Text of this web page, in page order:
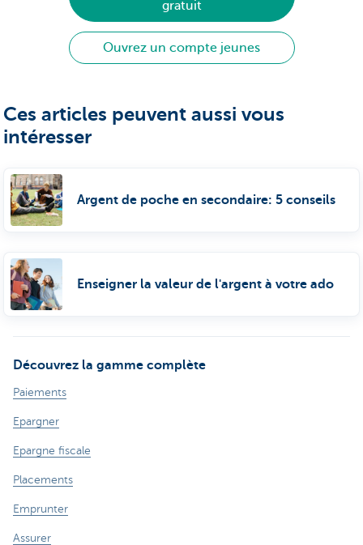
gratuit
Ouvrez un compte jeunes
Ces articles peuvent aussi vous
intéresser
Argent de poche en secondaire: 5 conseils
Enseigner la valeur de l'argent à votre ado
Découvrez la gamme complète
Paiements
Epargner
Epargne fiscale
Placements
Emprunter
Assurer